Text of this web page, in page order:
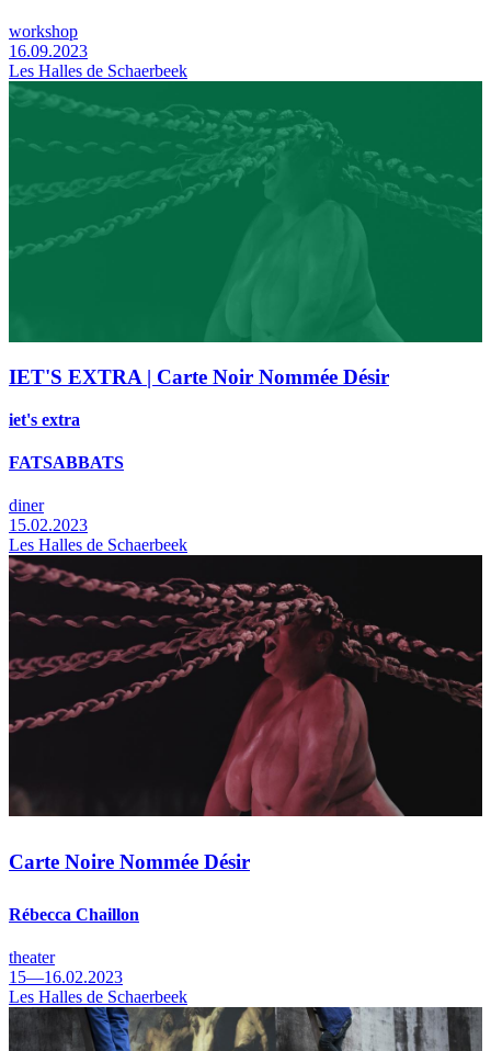
workshop
16.09.2023
Les Halles de Schaerbeek
IET'S EXTRA | Carte Noir Nommée Désir
iet's extra
FATSABBATS
diner
15.02.2023
Les Halles de Schaerbeek
Carte Noire Nommée Désir
Rébecca Chaillon
theater
15—16.02.2023
Les Halles de Schaerbeek